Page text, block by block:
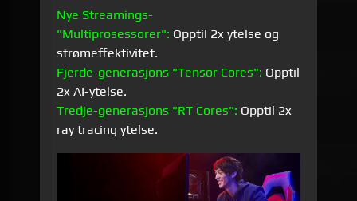
Nye Streamings-
"Multiprosessorer": Opptil 2x ytelse og
strømeffektivitet.
Fjerde-generasjons "Tensor Cores": Opptil
2x AI-ytelse.
Tredje-generasjons "RT Cores": Opptil 2x
ray tracing ytelse.